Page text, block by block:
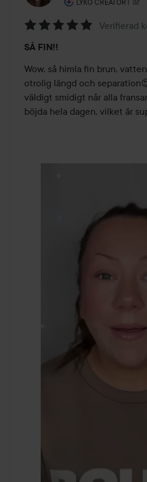
LYKO CREATOR
5
av
5
Verifierad
SÅ FIN!!
Wow, så himla fin brun,
otrolig längd och
väldigt smidigt når alla
böjda hela dagen, vilket är